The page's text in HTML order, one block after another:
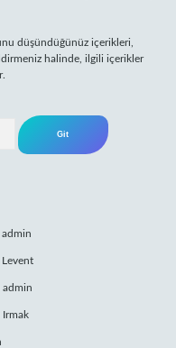
düşündüğünüz içerikleri,
halinde, ilgili içerikler
admin
Levent
admin
Irmak